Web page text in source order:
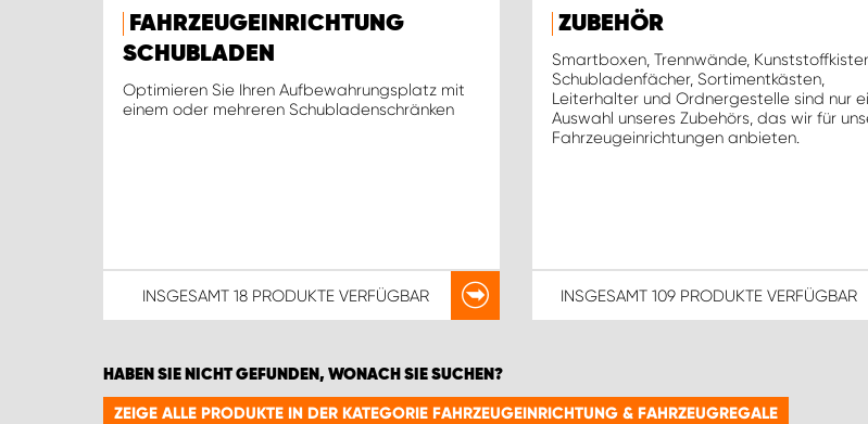
FAHRZEUGEINRICHTUNG
SCHUBLADEN
Optimieren Sie Ihren Aufbewahrungsplatz mit
einem oder mehreren Schubladenschränken
INSGESAMT 18 PRODUKTEVERFÜGBAR
ZUBEHÖR
Smartboxen, Trennwände,
Schubladenfächer, Sortimentkästen,
Leiterhalter und Ordnergestelle sind nur
Auswahl unseres Zubehörs, das wir für
Fahrzeugeinrichtungen anbieten.
INSGESAMT109 PRODUKTE VERFÜGBAR
HABEN SIE NICHT GEFUNDEN, WONACH SIE SUCHEN?
ZEIGE ALLE PRODUKTE IN DER KATEGORIE FAHRZEUGEINRICHTUNG & FAHRZEUGREGALE